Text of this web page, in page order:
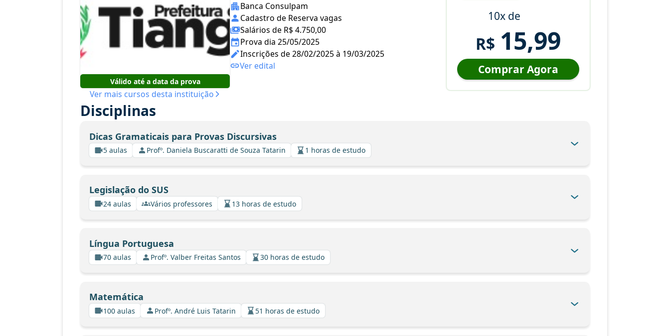
Válido até a data da prova
Ver mais cursos desta instituição
Banca Consulpam
Cadastro de Reserva vagas
Salários de R$ 4.750,00
Prova dia 25/05/2025
Inscrições de 28/02/2025 à 19/03/2025
Ver edital
10x de
R$ 15,99
Comprar Agora
Disciplinas
Dicas Gramaticais para Provas Discursivas
5 aulas Profº. Daniela Buscaratti de Souza Tatarin 1 horas de estudo
Legislação do SUS
24 aulas Vários professores 13 horas de estudo
Língua Portuguesa
70 aulas Profº. Valber Freitas Santos 30 horas de estudo
Matemática
100 aulas Profº. André Luis Tatarin 51 horas de estudo